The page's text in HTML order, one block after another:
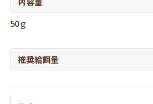
50ｇ
推奨給餌量